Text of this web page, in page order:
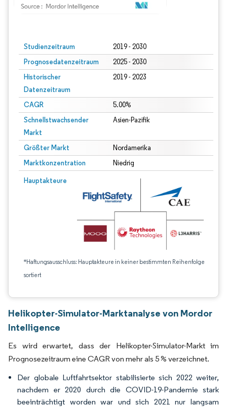
Studienzeitraum 2019 - 2030
Prognosedatenzeitraum 2025 - 2030
Historischer
Datenzeitraum
2019 - 2023
CAGR 5.00%
Schnellstwachsender
Markt
Asien-Pazifik
Größter Markt Nordamerika
Marktkonzentration Niedrig
Hauptakteure
*Haftungsausschluss: Hauptakteure in keiner bestimmten Reihenfolge
sortiert
Helikopter-Simulator-Marktanalyse von Mordor
Intelligence
Es wird erwartet, dass der Helikopter-Simulator-Markt im
Prognosezeitraum eine CAGR von mehr als 5 % verzeichnet.
Der globale Luftfahrtsektor stabilisierte sich 2022 weiter,
nachdem er 2020 durch die COVID-19-Pandemie stark
beeinträchtigt worden war und sich 2021 nur langsam